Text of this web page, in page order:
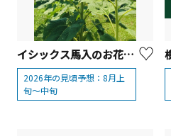
イシックス馬入のお花畑「ひまわり」【平塚市】
2026年の見頃予想：8月上
旬～中旬